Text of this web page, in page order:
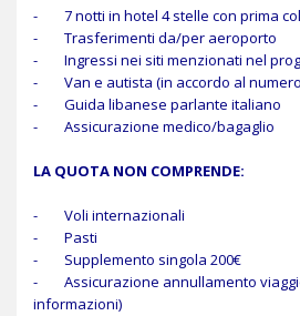
- 7 notti in hotel 4 stelle con prima
- Trasferimenti da/per aeroporto
- Ingressi nei siti menzionati nel
- Van e autista (in accordo al
- Guida libanese parlante italiano
- Assicurazione medico/bagaglio
LA QUOTA NON COMPRENDE:
- Voli internazionali
- Pasti
- Supplemento singola 200€
- Assicurazione annullamento
informazioni)